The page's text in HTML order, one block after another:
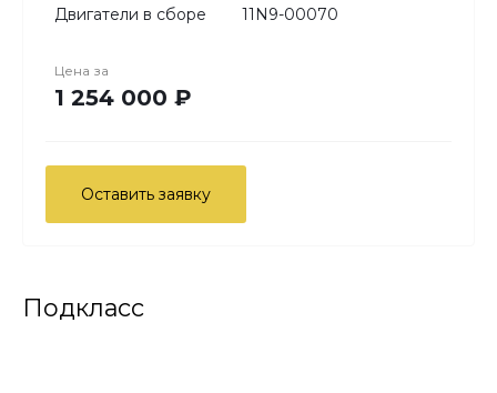
Двигатели в сборе 11N9-00070
Цена за
1 254 000 ₽
Оставить заявку
Подкласс